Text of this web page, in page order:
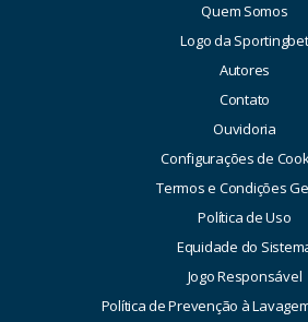
Quem Somos
Logo da Sportingbet
Autores
Contato
Ouvidoria
Configurações de
Termos e Condições
Política de Uso
Equidade do
Jogo Responsável
Política de Prevenção à